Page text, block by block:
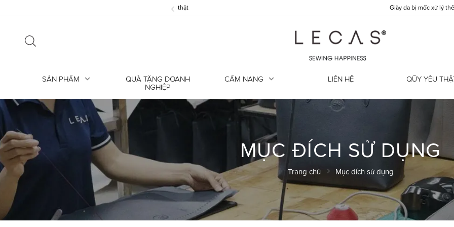
‹
SẢN PHẨM
QUÀ TẶNG DOANH
NGHIỆP
CẨM NANG LIÊN HỆ QŨY YÊU
MỤC ĐÍCH SỬ DỤNG
Trang chủ Mục đích sử dụng